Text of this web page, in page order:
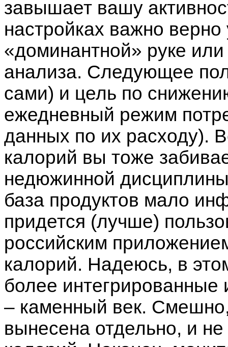
завышает вашу
настройках важно
«доминантной» руке или
анализа. Следующее
сами) и цель по
ежедневный режим
данных по их расходу).
калорий вы тоже
недюжинной
база продуктов мало
придется (лучше)
российским
калорий. Надеюсь, в
более
– каменный век.
вынесена отдельно, и не